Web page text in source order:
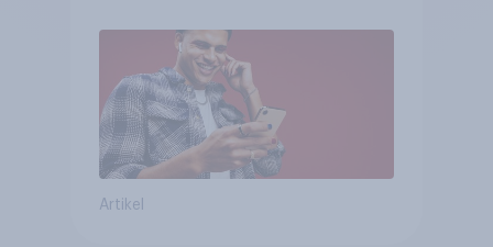
Artikel